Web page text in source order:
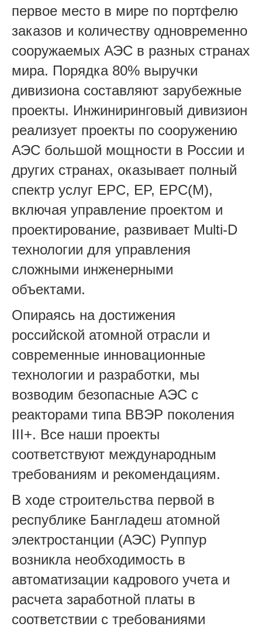
первое место в мире по портфелю
заказов и количеству одновременно
сооружаемых АЭС в разных странах
мира. Порядка 80% выручки
дивизиона составляют зарубежные
проекты. Инжиниринговый дивизион
реализует проекты по сооружению
АЭС большой мощности в России и
других странах, оказывает полный
спектр услуг EPC, EP, EPC(M),
включая управление проектом и
проектирование, развивает Multi-D
технологии для управления
сложными инженерными
объектами.
Опираясь на достижения
российской атомной отрасли и
современные инновационные
технологии и разработки, мы
возводим безопасные АЭС с
реакторами типа ВВЭР поколения
III+. Все наши проекты
соответствуют международным
требованиям и рекомендациям.
В ходе строительства первой в
республике Бангладеш атомной
электростанции (АЭС) Руппур
возникла необходимость в
автоматизации кадрового учета и
расчета заработной платы в
соответствии с требованиями